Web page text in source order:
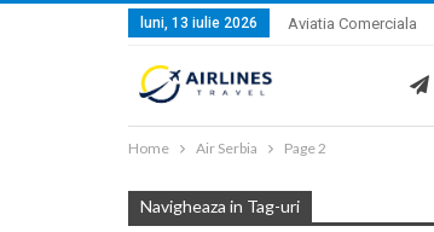
luni, 13 iulie 2026 Aviatia Comerciala
Home Air Serbia Page 2
Navigheaza in Tag-uri